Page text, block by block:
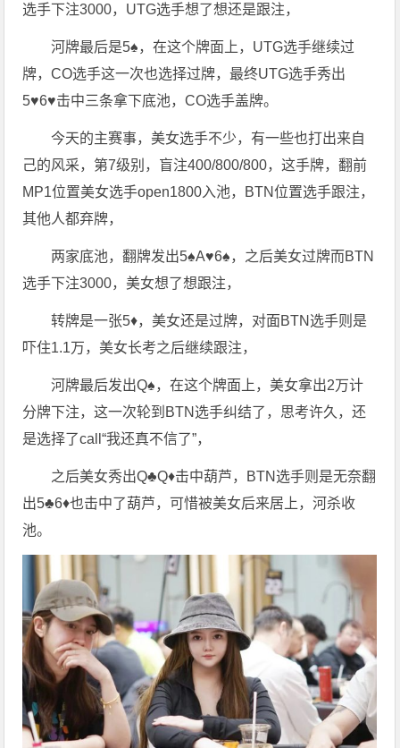
选手下注3000，UTG选手想了想还是跟注，
河牌最后是5♠️，在这个牌面上，UTG选手继续过
牌，CO选手这一次也选择过牌，最终UTG选手秀出
5♥️6♥️击中三条拿下底池，CO选手盖牌。
今天的主赛事，美女选手不少，有一些也打出来自
己的风采，第7级别，盲注400/800/800，这手牌，翻前
MP1位置美女选手open1800入池，BTN位置选手跟注，
其他人都弃牌，
两家底池，翻牌发出5♠️A♥️6♠️，之后美女过牌而BTN
选手下注3000，美女想了想跟注，
转牌是一张5♦️，美女还是过牌，对面BTN选手则是
吓住1.1万，美女长考之后继续跟注，
河牌最后发出Q♠️，在这个牌面上，美女拿出2万计
分牌下注，这一次轮到BTN选手纠结了，思考许久，还
是选择了call“我还真不信了”，
之后美女秀出Q♣️Q♦️击中葫芦，BTN选手则是无奈翻
出5♣️6♦️也击中了葫芦，可惜被美女后来居上，河杀收
池。